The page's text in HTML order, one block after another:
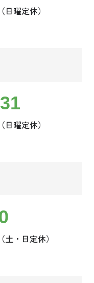
曜定休）
曜定休）
・日定休）